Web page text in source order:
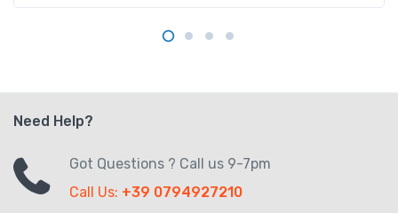
Need Help?
Got Questions ? Call us 9-7pm
Call Us: +39 0794927210